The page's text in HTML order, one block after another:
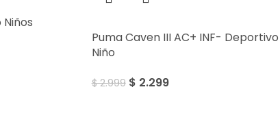
Puma Caven III AC+ INF- Deportivo
Niño
$2.999 $ 2.299